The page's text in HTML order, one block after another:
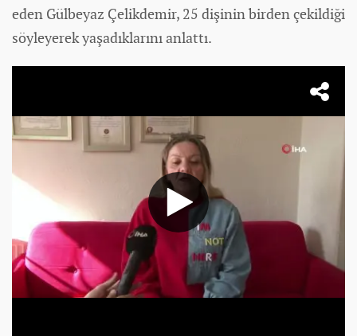
eden Gülbeyaz Çelikdemir, 25 dişinin birden çekildiği
söyleyerek yaşadıklarını anlattı.